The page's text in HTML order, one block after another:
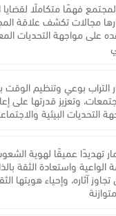
فهمًا متكاملًا لقضايا
مجالات تكشف علاقة
على مواجهة التحديات
التراب بوعي وتنظيم الوقت
وتعزيز قدرتها على
التحديات البيئية
تهديدًا عميقًا لهوية
الواعية واستعادة الثقة
آثاره، وإحياء هويتها